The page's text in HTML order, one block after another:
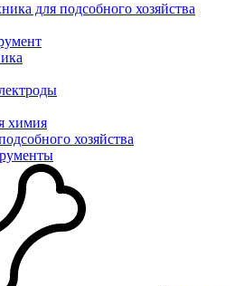
для подсобного хозяйства
химия
хозяйства